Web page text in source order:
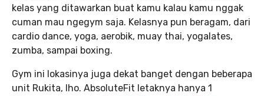
kelas yang ditawarkan buat kamu kalau kamu nggak
cuman mau ngegym saja. Kelasnya pun beragam, dari
cardio dance, yoga, aerobik, muay thai, yogalates,
zumba, sampai boxing.
Gym ini lokasinya juga dekat banget dengan beberapa
unit Rukita, lho. AbsoluteFit letaknya hanya 1